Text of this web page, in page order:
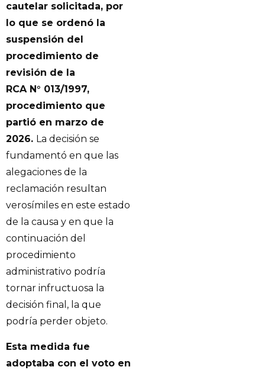
cautelar solicitada, por
lo que se ordenó la
suspensión del
procedimiento de
revisión de la
RCA N° 013/1997,
procedimiento que
partió en marzo de
2026. La decisión se
fundamentó en que las
alegaciones de la
reclamación resultan
verosímiles en este estado
de la causa y en que la
continuación del
procedimiento
administrativo podría
tornar infructuosa la
decisión final, la que
podría perder objeto.
Esta medida fue
adoptaba con el voto en